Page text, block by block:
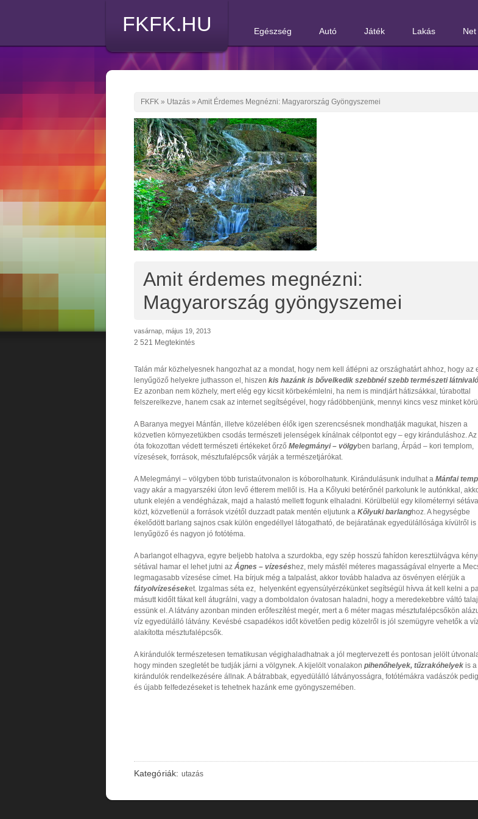
FKFK.HU Egészség Autó Játék Lakás Net
FKFK » Utazás » Amit Érdemes Megnézni: Magyarország Gyöngyszemei
Amit érdemes megnézni:
Magyarország gyöngyszemei
vasárnap, május 19, 2013
2 521 Megtekintés
Talán már közhelyesnek hangozhat az a mondat, hogy nem kell átlépni az országhatárt ahhoz, hogy az
lenyűgöző helyekre juthasson el, hiszen kis hazánk is bővelkedik szebbnél szebb természeti
Ez azonban nem közhely, mert elég egy kicsit körbekémlelni, ha nem is mindjárt hátizsákkal, túrabottal
felszerelkezve, hanem csak az internet segítségével, hogy rádöbbenjünk, mennyi kincs vesz minket
A Baranya megyei Mánfán, illetve közelében élők igen szerencsésnek mondhatják magukat, hiszen a
közvetlen környezetükben csodás természeti jelenségek kínálnak célpontot egy – egy kiránduláshoz.
óta fokozottan védett természeti értékeket őrző Melegmányi – völgyben barlang, Árpád – kori templom,
vízesések, források, mésztufalépcsők várják a természetjárókat.
A Melegmányi – völgyben több turistaútvonalon is kóborolhatunk. Kirándulásunk indulhat a Mánfai
vagy akár a magyarszéki úton levő étterem mellől is. Ha a Kőlyuki betérőnél parkolunk le autónkkal,
utunk elején a vendégházak, majd a halastó mellett fogunk elhaladni. Körülbelül egy kilométernyi
közt, közvetlenül a források vizétől duzzadt patak mentén eljutunk a Kőlyuki barlanghoz. A hegységbe
ékelődött barlang sajnos csak külön engedéllyel látogatható, de bejáratának egyedülállósága kívülről is
lenyűgöző és nagyon jó fotótéma.
A barlangot elhagyva, egyre beljebb hatolva a szurdokba, egy szép hosszú fahídon keresztülvágva
sétával hamar el lehet jutni az Ágnes – vízesés hez, mely másfél méteres magasságával elnyerte a
legmagasabb vízesése címet. Ha bírjuk még a talpalást, akkor tovább haladva az ösvényen elérjük a
fátyolvízeséseket. Izgalmas séta ez, helyenként egyensúlyérzékünket segítségül hívva át kell kelni a
másutt kidőlt fákat kell átugrálni, vagy a domboldalon óvatosan haladni, hogy a meredekebbre váltó
essünk el. A látvány azonban minden erőfeszítést megér, mert a 6 méter magas mésztufalépcsőkön
víz egyedülálló látvány. Kevésbé csapadékos időt követően pedig közelről is jól szemügyre vehetők a
alakította mésztufalépcsők.
A kirándulók természetesen tematikusan végighaladhatnak a jól megtervezett és pontosan jelölt
hogy minden szegletét be tudják járni a völgynek. A kijelölt vonalakon pihenőhelyek, tűzrakóhelyek is a
kirándulók rendelkezésére állnak. A bátrabbak, egyedülálló látványosságra, fotótémákra vadászók
és újabb felfedezéseket is tehetnek hazánk eme gyöngyszemében.
Kategóriák: utazás